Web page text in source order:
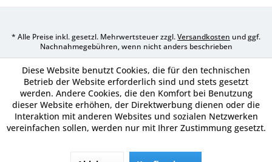
* Alle Preise inkl. gesetzl. Mehrwertsteuer zzgl.Versandkosten und ggf.
Nachnahmegebühren, wenn nicht anders beschrieben
Diese Website benutzt Cookies, die für den technischen
Betrieb der Website erforderlich sind und stets gesetzt
werden. Andere Cookies, die den Komfort bei Benutzung
dieser Website erhöhen, der Direktwerbung dienen oder die
Interaktion mit anderen Websites und sozialen Netzwerken
vereinfachen sollen, werden nur mit Ihrer Zustimmung gesetzt.